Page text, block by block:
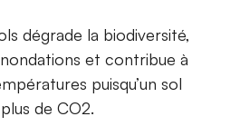
dégrade la biodiversité,
et contribue à
puisqu’un sol
de CO2.